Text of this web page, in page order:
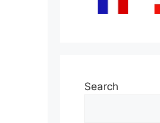
Search